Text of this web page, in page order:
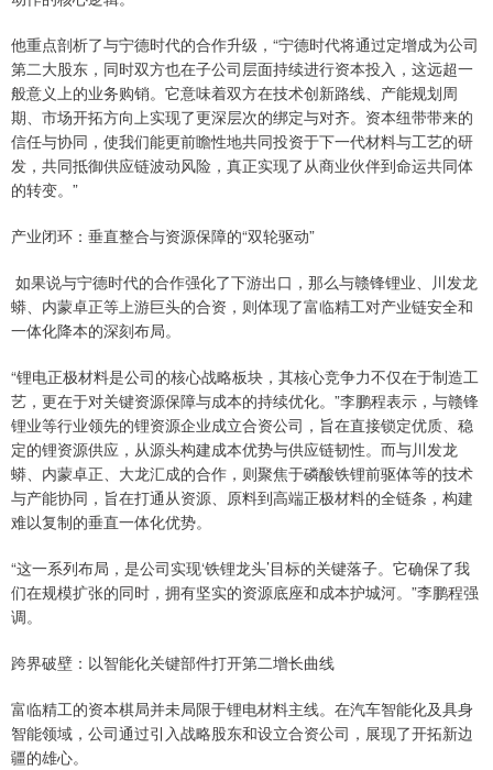
他重点剖析了与宁德时代的合作升级，“宁德时代将通过定增成为公司
第二大股东，同时双方也在子公司层面持续进行资本投入，这远超一
般意义上的业务购销。它意味着双方在技术创新路线、产能规划周
期、市场开拓方向上实现了更深层次的绑定与对齐。资本纽带带来的
信任与协同，使我们能更前瞻性地共同投资于下一代材料与工艺的研
发，共同抵御供应链波动风险，真正实现了从商业伙伴到命运共同体
的转变。”
产业闭环：垂直整合与资源保障的“双轮驱动”
如果说与宁德时代的合作强化了下游出口，那么与赣锋锂业、川发龙
蟒、内蒙卓正等上游巨头的合资，则体现了富临精工对产业链安全和
一体化降本的深刻布局。
“锂电正极材料是公司的核心战略板块，其核心竞争力不仅在于制造工
艺，更在于对关键资源保障与成本的持续优化。”李鹏程表示，与赣锋
锂业等行业领先的锂资源企业成立合资公司，旨在直接锁定优质、稳
定的锂资源供应，从源头构建成本优势与供应链韧性。而与川发龙
蟒、内蒙卓正、大龙汇成的合作，则聚焦于磷酸铁锂前驱体等的技术
与产能协同，旨在打通从资源、原料到高端正极材料的全链条，构建
难以复制的垂直一体化优势。
“这一系列布局，是公司实现‘铁锂龙头’目标的关键落子。它确保了我
们在规模扩张的同时，拥有坚实的资源底座和成本护城河。”李鹏程强
调。
跨界破壁：以智能化关键部件打开第二增长曲线
富临精工的资本棋局并未局限于锂电材料主线。在汽车智能化及具身
智能领域，公司通过引入战略股东和设立合资公司，展现了开拓新边
疆的雄心。